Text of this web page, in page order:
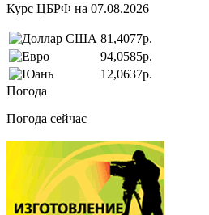
Курс ЦБРФ на 07.08.2026
81,4077р.
94,0585р.
12,0637р.
Погода
Погода сейчас